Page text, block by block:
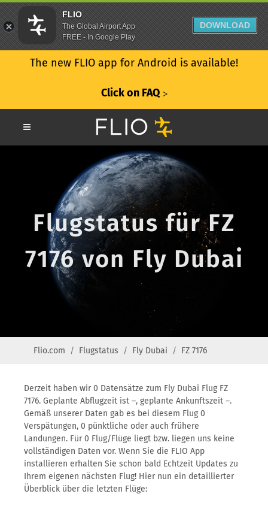
The new FLIO app for Android is available!
Click on FAQ ᐳ
Flugstatus für FZ
7176 von Fly Dubai
Flio.com Flugstatus Fly Dubai FZ 7176
Derzeit haben wir 0 Datensätze zum Fly Dubai Flug FZ
7176. Geplante Abflugzeit ist –, geplante Ankunftszeit –.
Gemäß unserer Daten gab es bei diesem Flug 0
Verspätungen, 0 pünktliche oder auch frühere
Landungen. Für 0 Flug/Flüge liegt bzw. liegen uns keine
vollständigen Daten vor. Wenn Sie die FLIO App
installieren erhalten Sie schon bald Echtzeit Updates zu
Ihrem eigenen nächsten Flug! Hier nun ein detaillierter
Überblick über die letzten Flüge:
FLIO
The Global Airport App
FREE - In Google Play
DOWNLOAD